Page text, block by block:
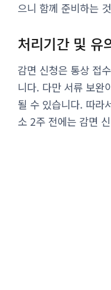
으니 함께 준비하는
처리기간 및 유
감면 신청은 통상 접
니다. 다만 서류 보완
될 수 있습니다. 따라
소 2주 전에는 감면